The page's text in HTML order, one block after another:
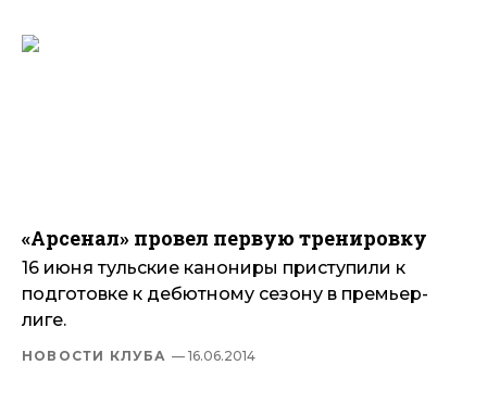
«Арсенал» провел первую тренировку
16 июня тульские канониры приступили к
подготовке к дебютному сезону в премьер-
лиге.
НОВОСТИ КЛУБА — 16.06.2014